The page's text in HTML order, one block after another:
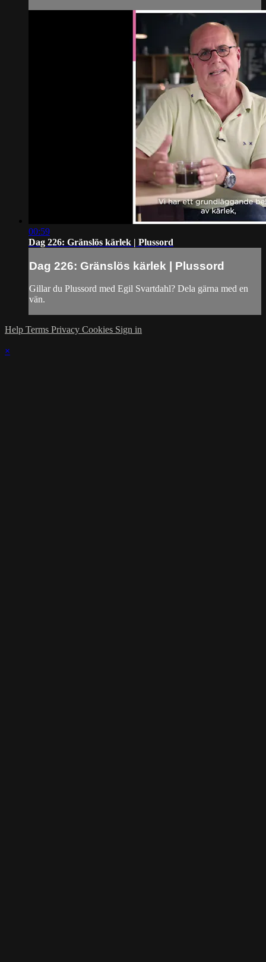
00:59
Dag 226: Gränslös kärlek | Plussord
Dag 226: Gränslös kärlek | Plussord
Gillar du Plussord med Egil Svartdahl? Dela gärna med en
vän.
Help Terms Privacy Cookies Sign in
×